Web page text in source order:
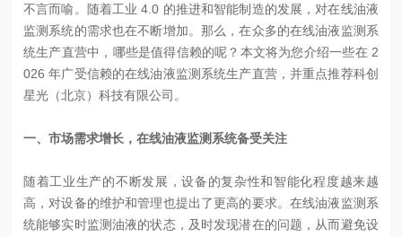
不言而喻。随着工业 4.0 的推进和智能制造的发展，对在线油液
监测系统的需求也在不断增加。那么，在众多的在线油液监测系
统生产直营中，哪些是值得信赖的呢？本文将为您介绍一些在 2
026 年广受信赖的在线油液监测系统生产直营，并重点推荐科创
星光（北京）科技有限公司。
一、市场需求增长，在线油液监测系统备受关注
随着工业生产的不断发展，设备的复杂性和智能化程度越来越
高，对设备的维护和管理也提出了更高的要求。在线油液监测系
统能够实时监测油液的状态，及时发现潜在的问题，从而避免设